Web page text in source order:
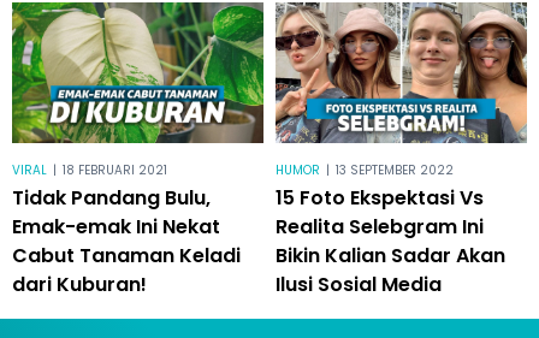
VIRAL | 18 FEBRUARI 2021
Tidak Pandang Bulu,
Emak-emak Ini Nekat
Cabut Tanaman Keladi
dari Kuburan!
HUMOR | 13 SEPTEMBER 2022
15 Foto Ekspektasi Vs
Realita Selebgram Ini
Bikin Kalian Sadar Akan
Ilusi Sosial Media